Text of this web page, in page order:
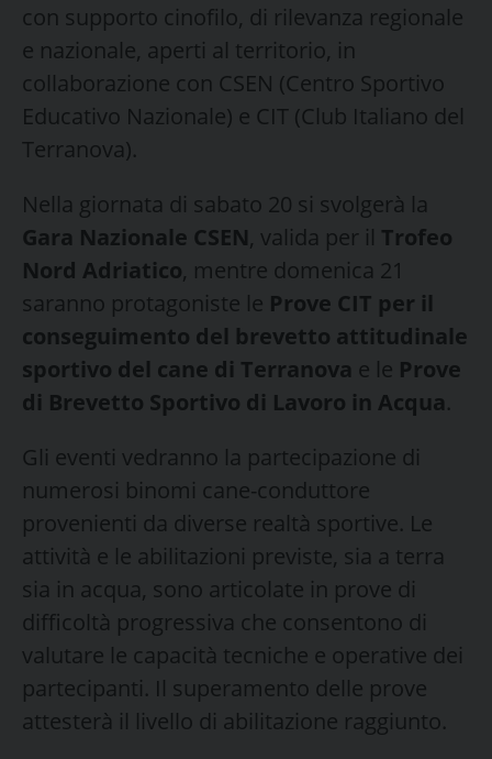
con supporto cinofilo, di rilevanza regionale
e nazionale, aperti al territorio, in
collaborazione con CSEN (Centro Sportivo
Educativo Nazionale) e CIT (Club Italiano del
Terranova).
Nella giornata di sabato 20 si svolgerà la
Gara Nazionale CSEN, valida per il Trofeo
Nord Adriatico, mentre domenica 21
saranno protagoniste le Prove CIT per il
conseguimento del brevetto attitudinale
sportivo del cane di Terranova e le Prove
di Brevetto Sportivo di Lavoro in Acqua.
Gli eventi vedranno la partecipazione di
numerosi binomi cane-conduttore
provenienti da diverse realtà sportive. Le
attività e le abilitazioni previste, sia a terra
sia in acqua, sono articolate in prove di
difficoltà progressiva che consentono di
valutare le capacità tecniche e operative dei
partecipanti. Il superamento delle prove
attesterà il livello di abilitazione raggiunto.